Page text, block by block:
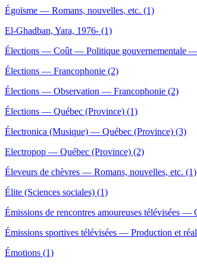
Égoïsme — Romans, nouvelles, etc. (1)
El-Ghadban, Yara, 1976- (1)
Élections — Coût — Politique gouvernementale
Élections — Francophonie (2)
Élections — Observation — Francophonie (2)
Élections — Québec (Province) (1)
Électronica (Musique) — Québec (Province) (3)
Electropop — Québec (Province) (2)
Éleveurs de chèvres — Romans, nouvelles, etc. (1)
Élite (Sciences sociales) (1)
Émissions de rencontres amoureuses télévisées —
Émissions sportives télévisées — Production et
Émotions (1)